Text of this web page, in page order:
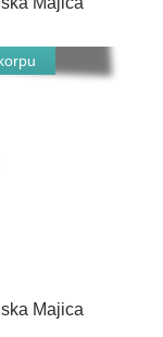
Majica